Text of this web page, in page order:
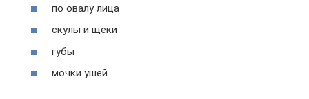
по овалу лица
скулы и щеки
губы
мочки ушей